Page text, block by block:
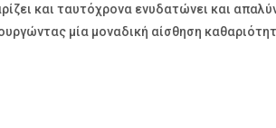
και ταυτόχρονα ενυδατώνει και
μία μοναδική αίσθηση